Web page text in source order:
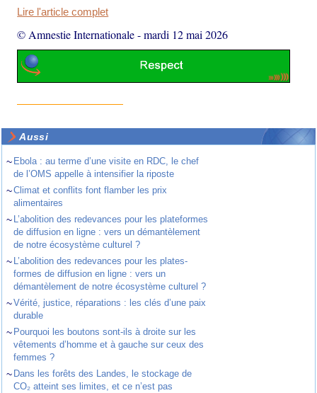
Lire l'article complet
© Amnestie Internationale-mardi 12 mai 2026
Aussi
~ Ebola : au terme d’une visite en RDC, le chef
de l’OMS appelle à intensifier la riposte
~Climat et conflits font flamber les prix
alimentaires
~ L’abolition des redevances pour les plateformes
de diffusion en ligne : vers un démantèlement
de notre écosystème culturel ?
~ L’abolition des redevances pour les plates-
formes de diffusion en ligne : vers un
démantèlement de notre écosystème culturel ?
~Vérité, justice, réparations : les clés d’une paix
durable
~ Pourquoi les boutons sont-ils à droite sur les
vêtements d’homme et à gauche sur ceux des
femmes ?
~ Dans les forêts des Landes, le stockage de
CO₂ atteint ses limites, et ce n’est pas